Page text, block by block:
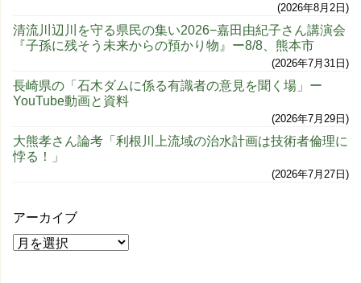
2026年8月2日
清流川辺川を守る県民の集い2026−嘉田由紀子さん講演会
『子孫に残そう未来からの預かり物』ー8/8、熊本市
2026年7月31日
長崎県の「石木ダムに係る有識者の意見を聞く場」ー
YouTube動画と資料
2026年7月29日
大熊孝さん論考「利根川上流域の治水計画は技術者倫理に
悖る！」
2026年7月27日
アーカイブ